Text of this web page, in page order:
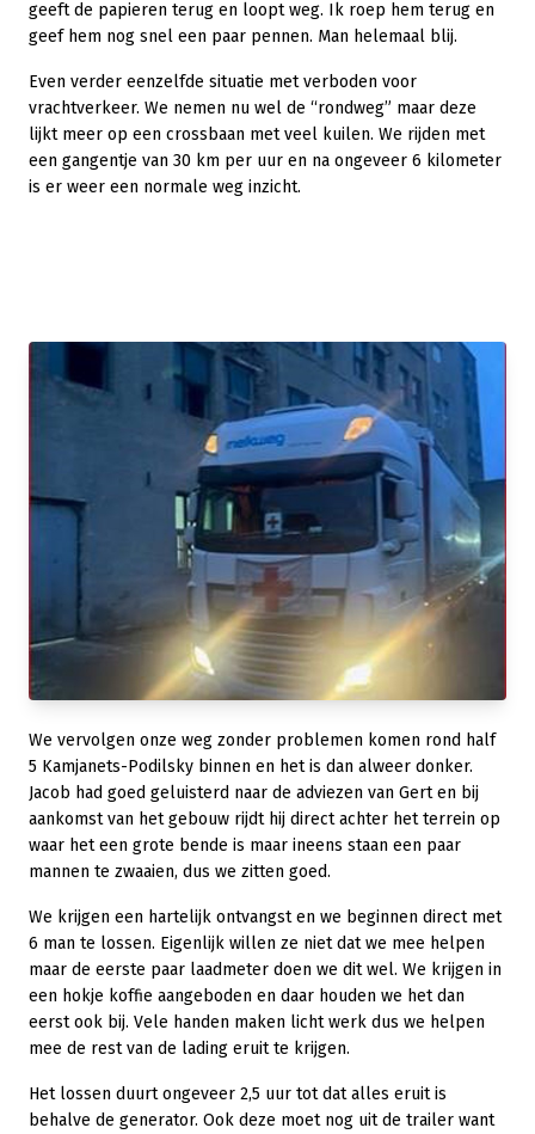
geeft de papieren terug en loopt weg. Ik roep hem terug en
geef hem nog snel een paar pennen. Man helemaal blij.
Even verder eenzelfde situatie met verboden voor
vrachtverkeer. We nemen nu wel de “rondweg” maar deze
lijkt meer op een crossbaan met veel kuilen. We rijden met
een gangentje van 30 km per uur en na ongeveer 6 kilometer
is er weer een normale weg inzicht.
We vervolgen onze weg zonder problemen komen rond half
5 Kamjanets-Podilsky binnen en het is dan alweer donker.
Jacob had goed geluisterd naar de adviezen van Gert en bij
aankomst van het gebouw rijdt hij direct achter het terrein op
waar het een grote bende is maar ineens staan een paar
mannen te zwaaien, dus we zitten goed.
We krijgen een hartelijk ontvangst en we beginnen direct met
6 man te lossen. Eigenlijk willen ze niet dat we mee helpen
maar de eerste paar laadmeter doen we dit wel. We krijgen in
een hokje koffie aangeboden en daar houden we het dan
eerst ook bij. Vele handen maken licht werk dus we helpen
mee de rest van de lading eruit te krijgen.
Het lossen duurt ongeveer 2,5 uur tot dat alles eruit is
behalve de generator. Ook deze moet nog uit de trailer want